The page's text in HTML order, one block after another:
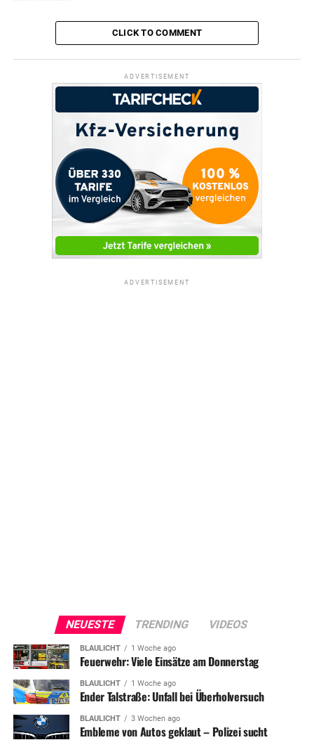
CLICK TO COMMENT
ADVERTISEMENT
ADVERTISEMENT
NEUESTE TRENDING VIDEOS
BLAULICHT 1 Woche ago
Feuerwehr: Viele Einsätze am Donnerstag
BLAULICHT 1 Woche ago
Ender Talstraße: Unfall bei Überholversuch
BLAULICHT 3 Wochen ago
Embleme von Autos geklaut – Polizei sucht